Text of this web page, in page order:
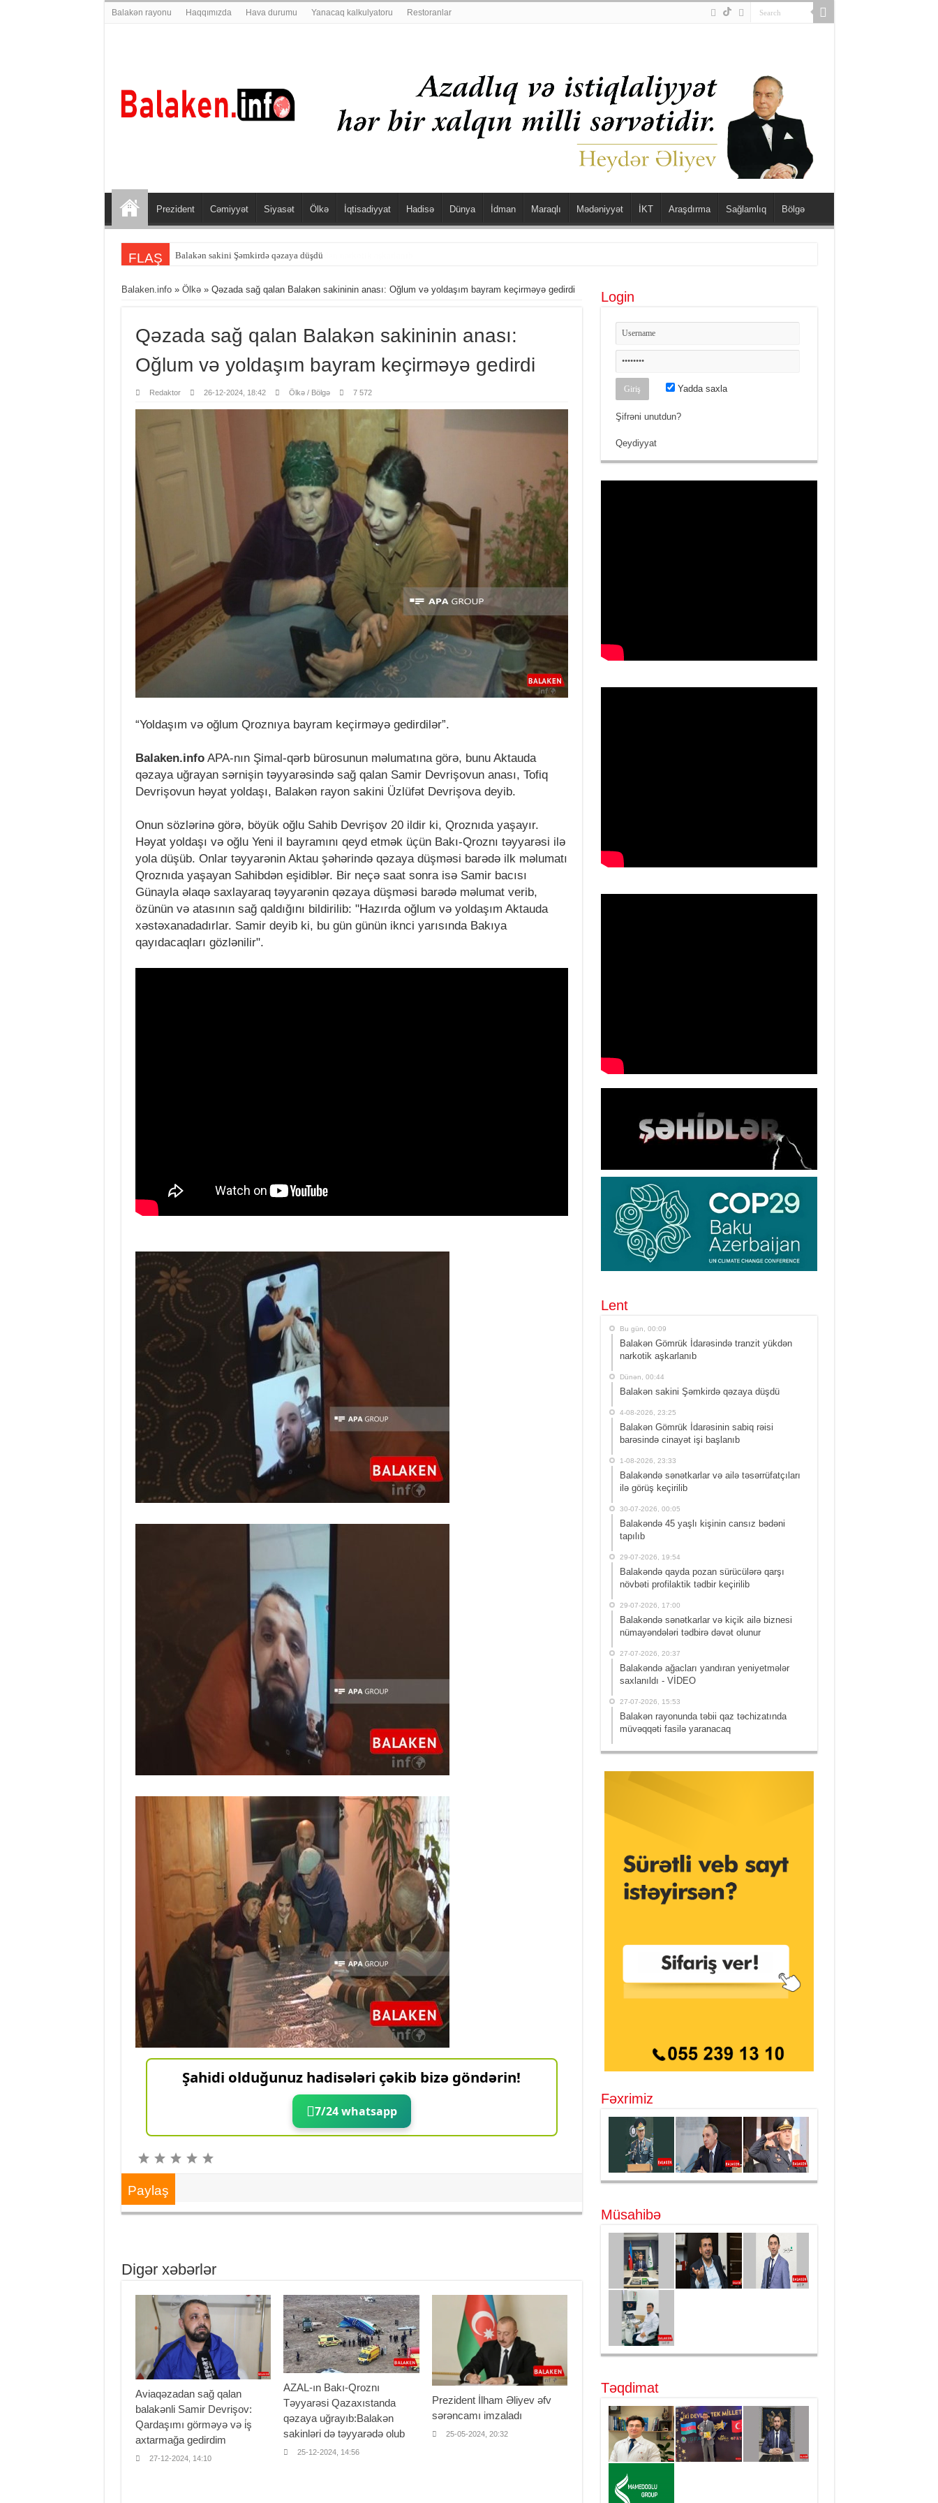
Balakən rayonu Haqqımızda Hava durumu Yanacaq kalkulyatoru Restoranlar
Prezident Cəmiyyət Siyasət Ölkə İqtisadiyyat Hadisə Dünya İdman Maraqlı Mədəniyyət İKT Araşdırma Sağlamlıq Bölgə
FLAŞ Balakən sakini Şəmkirdə qəzaya düşdü
Balaken.info» Ölkə» Qəzada sağ qalan Balakən sakininin anası: Oğlum və yoldaşım bayram keçirməyə gedirdi
Qəzada sağ qalan Balakən sakininin anası:
Oğlum və yoldaşım bayram keçirməyə gedirdi
Redaktor 26-12-2024, 18:42 Ölkə / Bölgə 7 572
“Yoldaşım və oğlum Qroznıya bayram keçirməyə gedirdilər”.
Balaken.infoAPA-nın Şimal-qərb bürosunun məlumatına görə, bunu Aktauda
qəzaya uğrayan sərnişin təyyarəsində sağ qalan Samir Devrişovun anası, Tofiq
Devrişovun həyat yoldaşı, Balakən rayon sakini Üzlüfət Devrişova deyib.
Onun sözlərinə görə, böyük oğlu Sahib Devrişov 20 ildir ki, Qroznıda yaşayır.
Həyat yoldaşı və oğlu Yeni il bayramını qeyd etmək üçün Bakı-Qroznı təyyarəsi ilə
yola düşüb. Onlar təyyarənin Aktau şəhərində qəzaya düşməsi barədə ilk məlumatı
Qroznıda yaşayan Sahibdən eşidiblər. Bir neçə saat sonra isə Samir bacısı
Günayla əlaqə saxlayaraq təyyarənin qəzaya düşməsi barədə məlumat verib,
özünün və atasının sağ qaldığını bildirilib: "Hazırda oğlum və yoldaşım Aktauda
xəstəxanadadırlar. Samir deyib ki, bu gün günün iknci yarısında Bakıya
qayıdacaqları gözlənilir".
Şahidi olduğunuz hadisələri çəkib bizə göndərin!
7/24 whatsapp
Paylaş
Digər xəbərlər
Aviaqəzadan sağ qalan
balakənli Samir Devrişov:
Qardaşımı görməyə və i̇ş
axtarmağa gedirdim
27-12-2024, 14:10
AZAL-ın Bakı-Qroznı
Təyyarəsi Qazaxıstanda
qəzaya uğrayıb:Balakən
sakinləri də təyyarədə olub
25-12-2024, 14:56
Prezident İlham Əliyev əfv
sərəncamı imzaladı
25-05-2024, 20:32
Login
Yadda saxla
Şifrəni unutdun?
Qeydiyyat
Lent
Bu gün, 00:09
Balakən Gömrük İdarəsində tranzit yükdən
narkotik aşkarlanıb
Dünən, 00:44
Balakən sakini Şəmkirdə qəzaya düşdü
4-08-2026, 23:25
Balakən Gömrük İdarəsinin sabiq rəisi
barəsində cinayət işi başlanıb
1-08-2026, 23:33
Balakəndə sənətkarlar və ailə təsərrüfatçıları
ilə görüş keçirilib
30-07-2026, 00:05
Balakəndə 45 yaşlı kişinin cansız bədəni
tapılıb
29-07-2026, 19:54
Balakəndə qayda pozan sürücülərə qarşı
növbəti profilaktik tədbir keçirilib
29-07-2026, 17:00
Balakəndə sənətkarlar və kiçik ailə biznesi
nümayəndələri tədbirə dəvət olunur
27-07-2026, 20:37
Balakəndə ağacları yandıran yeniyetmələr
saxlanıldı - VİDEO
27-07-2026, 15:53
Balakən rayonunda təbii qaz təchizatında
müvəqqəti fasilə yaranacaq
Fəxrimiz
Müsahibə
Təqdimat